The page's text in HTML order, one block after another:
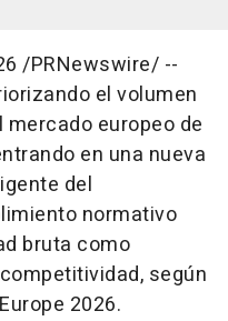
/PRNewswire/ --
el volumen
europeo de
en una nueva
del
normativo
bruta como
según
2026.